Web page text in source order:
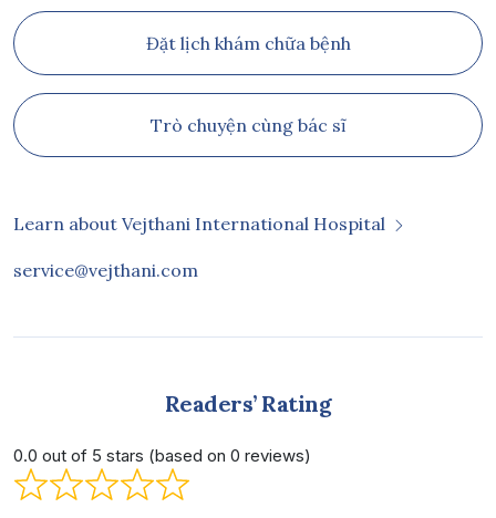
Đặt lịch khám chữa bệnh
Trò chuyện cùng bác sĩ
Learn about Vejthani International Hospital
service@vejthani.com
Readers’ Rating
0.0 out of 5 stars (based on 0 reviews)